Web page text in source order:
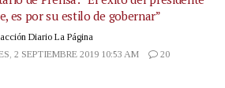
es por su estilo de gobernar”
Diario La Página
2 SEPTIEMBRE 2019 10:53 AM
20